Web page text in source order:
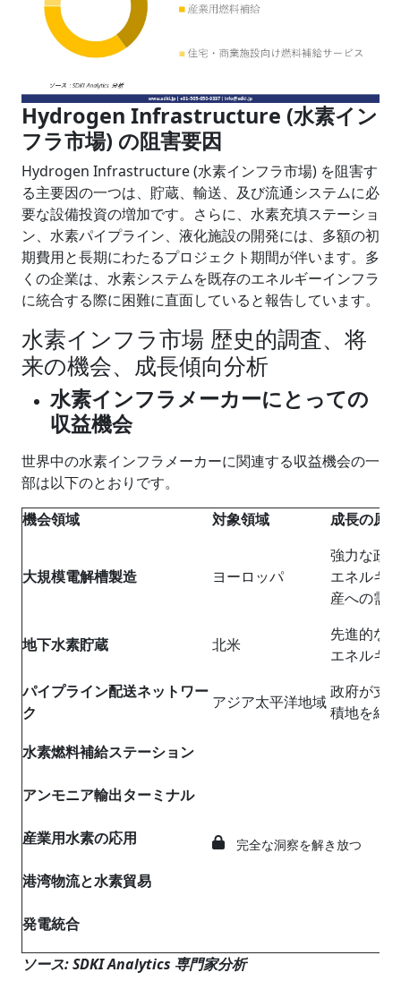
Hydrogen Infrastructure (水素イン
フラ市場) の阻害要因
Hydrogen Infrastructure (水素インフラ市場) を阻害す
る主要因の一つは、貯蔵、輸送、及び流通システムに必
要な設備投資の増加です。さらに、水素充填ステーショ
ン、水素パイプライン、液化施設の開発には、多額の初
期費用と長期にわたるプロジェクト期間が伴います。多
くの企業は、水素システムを既存のエネルギーインフラ
に統合する際に困難に直面していると報告しています。
水素インフラ市場 歴史的調査、将
来の機会、成長傾向分析
水素インフラメーカーにとっての
収益機会
世界中の水素インフラメーカーに関連する収益機会の一
部は以下のとおりです。
機会領域
対象領域 成長の原
大規模電解槽製造 ヨーロッパ
強力な政
エネルギ
産への需
地下水素貯蔵 北米
先進的な
エネルギ
パイプライン配送ネットワー
ク
アジア太平洋地域
政府が支
積地を結
水素燃料補給ステーション
完全な洞察を解き放つ
アンモニア輸出ターミナル
産業用水素の応用
港湾物流と水素貿易
発電統合
ソース: SDKI Analytics 専門家分析